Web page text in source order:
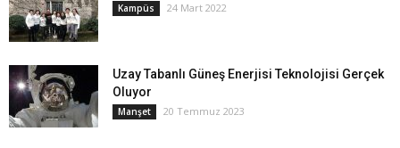
Kampüs 24 Mart 2022
Uzay Tabanlı Güneş Enerjisi Teknolojisi Gerçek
Oluyor
Manşet 20 Temmuz 2023